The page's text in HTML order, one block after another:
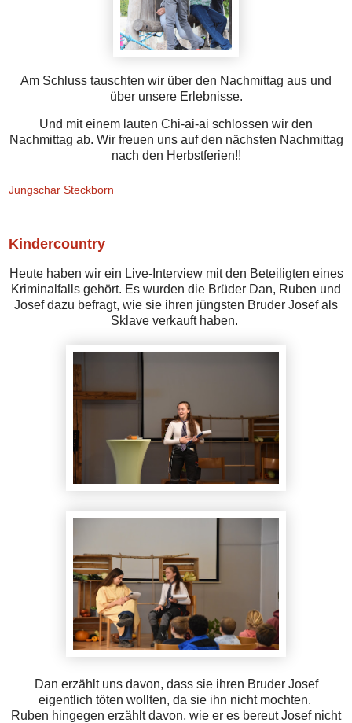
Am Schluss tauschten wir über den Nachmittag aus und
über unsere Erlebnisse.
Und mit einem lauten Chi-ai-ai schlossen wir den
Nachmittag ab. Wir freuen uns auf den nächsten Nachmittag
nach den Herbstferien!!
Jungschar Steckborn
Kindercountry
Heute haben wir ein Live-Interview mit den Beteiligten eines
Kriminalfalls gehört. Es wurden die Brüder Dan, Ruben und
Josef dazu befragt, wie sie ihren jüngsten Bruder Josef als
Sklave verkauft haben.
Dan erzählt uns davon, dass sie ihren Bruder Josef
eigentlich töten wollten, da sie ihn nicht mochten.
Ruben hingegen erzählt davon, wie er es bereut Josef nicht